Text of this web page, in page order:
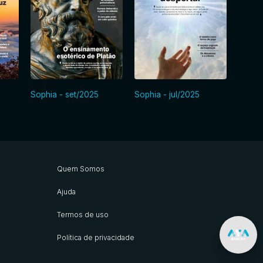
Sophia - set/2025 Sophia - jul/2025
Quem Somos
Ajuda
Termos de uso
Política de privacidade